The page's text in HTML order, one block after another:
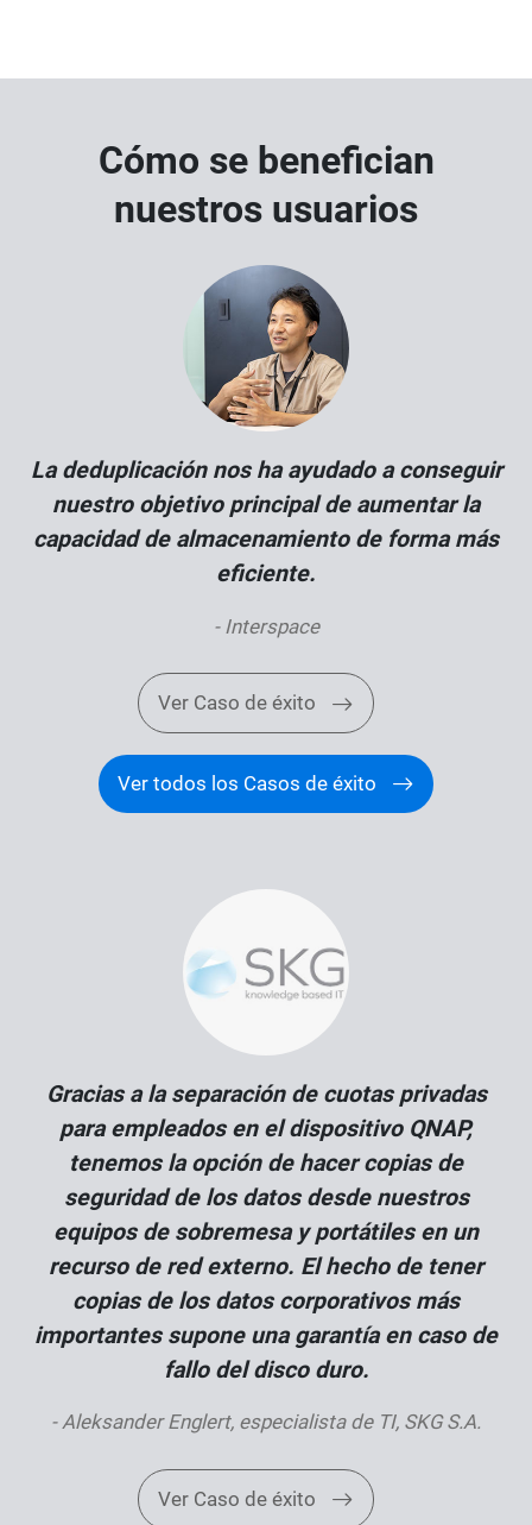
Cómo se benefician
nuestros usuarios
La deduplicación nos ha ayudado a conseguir
nuestro objetivo principal de aumentar la
capacidad de almacenamiento de forma más
eficiente.
- Interspace
Ver Caso de éxito
Ver todos los Casos de éxito
Gracias a la separación de cuotas privadas
para empleados en el dispositivo QNAP,
tenemos la opción de hacer copias de
seguridad de los datos desde nuestros
equipos de sobremesa y portátiles en un
recurso de red externo. El hecho de tener
copias de los datos corporativos más
importantes supone una garantía en caso de
fallo del disco duro.
- Aleksander Englert, especialista de TI, SKG S.A.
Ver Caso de éxito